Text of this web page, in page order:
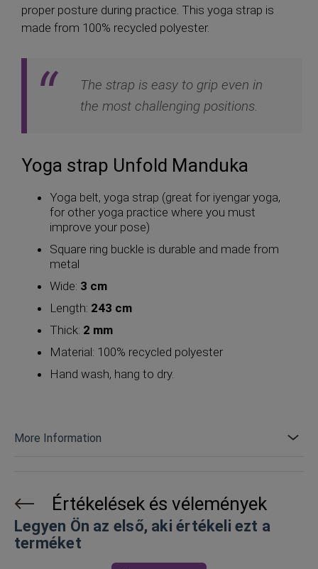
proper posture during practice. This yoga strap is
made from 100% recycled polyester.
The strap is easy to grip even in
the most challenging positions.
Yoga strap Unfold Manduka
Yoga belt, yoga strap (great for iyengar yoga,
for other yoga practice where you must
improve your pose)
Square ring buckle is durable and made from
metal
Wide: 3 cm
Length: 243 cm
Thick: 2 mm
Material: 100% recycled polyester
Hand wash, hang to dry.
More Information
Értékelések és vélemények
Legyen Ön az első, aki értékeli ezt a
terméket